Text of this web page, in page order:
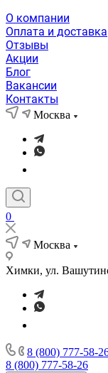
О компании
Оплата и доставка
Отзывы
Акции
Блог
Вакансии
Контакты
Москва
0
Москва
Химки, ул.
8 (800) 777-58-
8 (800) 777-58-26